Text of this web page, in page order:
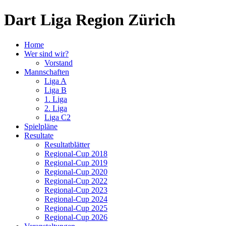
Dart Liga Region Zürich
Home
Wer sind wir?
Vorstand
Mannschaften
Liga A
Liga B
1. Liga
2. Liga
Liga C2
Spielpläne
Resultate
Resultatblätter
Regional-Cup 2018
Regional-Cup 2019
Regional-Cup 2020
Regional-Cup 2022
Regional-Cup 2023
Regional-Cup 2024
Regional-Cup 2025
Regional-Cup 2026